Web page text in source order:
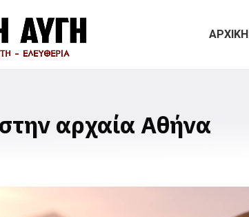
ΑΡΧΙΚΗ
αρχαία Αθήνα